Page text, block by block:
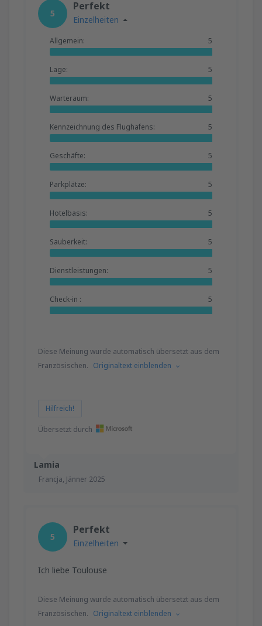
Lamia
Francja, Jänner 2025
5
Perfekt
Einzelheiten
Allgemein: 5
Lage: 5
Warteraum: 5
Kennzeichnung des Flughafens: 5
Geschäfte: 5
Parkplätze: 5
Hotelbasis: 5
Sauberkeit: 5
Dienstleistungen: 5
Check-in : 5
Diese Meinung wurde automatisch übersetzt aus dem
Französischen. Originaltext einblenden
Hilfreich!
Übersetzt durch
5
Perfekt
Einzelheiten
Ich liebe Toulouse
Diese Meinung wurde automatisch übersetzt aus dem
Französischen. Originaltext einblenden